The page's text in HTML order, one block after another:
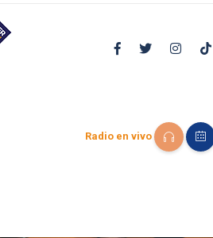
Radio en vivo